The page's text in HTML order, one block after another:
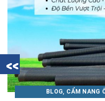
CẨM NANG ỐNG